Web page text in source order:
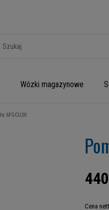
Wózki magazynowe
6FGCU20
Cena